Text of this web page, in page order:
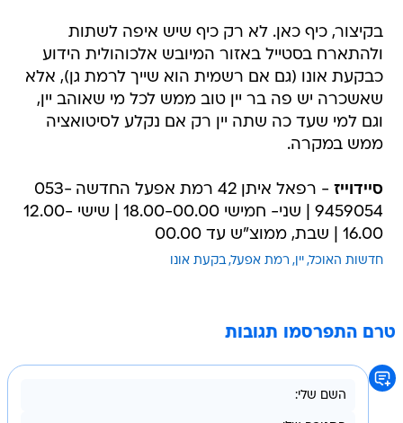
בקיצור, כיף כאן. לא רק כיף שיש איפה לשתות
ולהתארח בסטייל באזור המיובש אלכוהולית הידוע
כבקעת אונו (גם אם רשמית הוא שייך לרמת גן), אלא
שאשכרה יש פה בר יין טוב ממש לכל מי שאוהב יין,
וגם למי שעד כה שתה יין רק אם נקלע לסיטואציה
ממש במקרה.
סיידוייז
- רפאל איתן 42 רמת אפעל החדשה 053-
9459054 | שני- חמישי 18.00-00.00 | שישי 12.00-
16.00 | שבת, ממוצ"ש עד 00.00
חדשות האוכל יין רמת אפעל בקעת אונו
טרם התפרסמו תגובות